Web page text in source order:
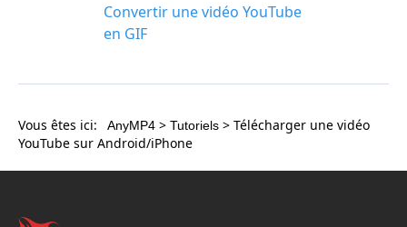
Convertir une vidéo YouTube
en GIF
Vous êtes ici: AnyMP4 > Tutoriels > Télécharger une vidéo
YouTube sur Android/iPhone